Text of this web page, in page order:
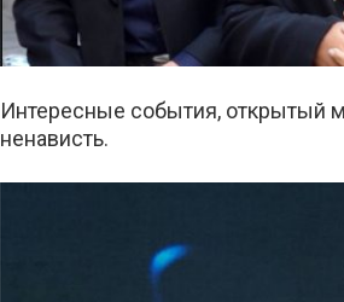
Интересные события, открытый
ненависть.